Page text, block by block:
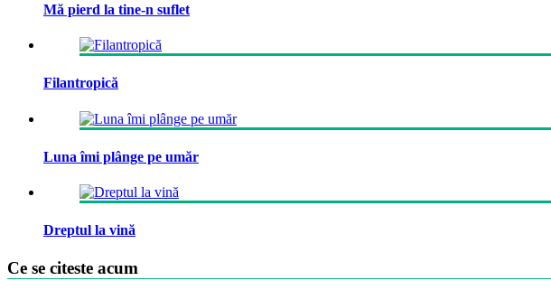
Mă pierd la tine-n suflet
Filantropică
Luna îmi plânge pe umăr
Dreptul la vină
Ce se citeste acum